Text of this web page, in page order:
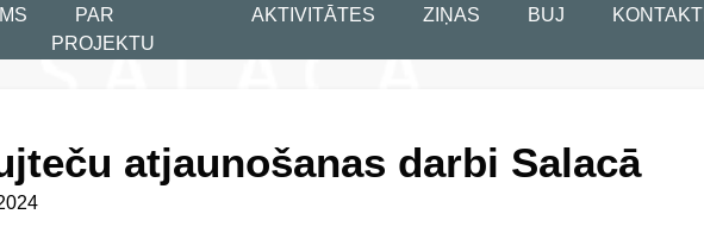
PAR
PROJEKTU
AKTIVITĀTES ZIŅAS BUJ KONTAKTI
atjaunošanas darbi Salacā